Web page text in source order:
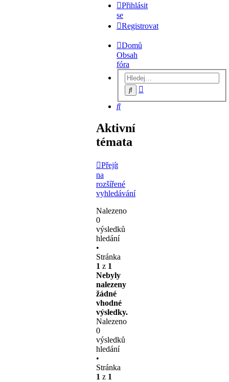
Přihlásit
se
Registrovat
Domů
Obsah
fóra
Hledat
Hledat
Aktivní
témata
Přejít
na
rozšířené
vyhledávání
Nalezeno
0
výsledků
hledání
•
Stránka
1 z 1
Nebyly
nalezeny
žádné
vhodné
výsledky.
Nalezeno
0
výsledků
hledání
•
Stránka
1 z 1